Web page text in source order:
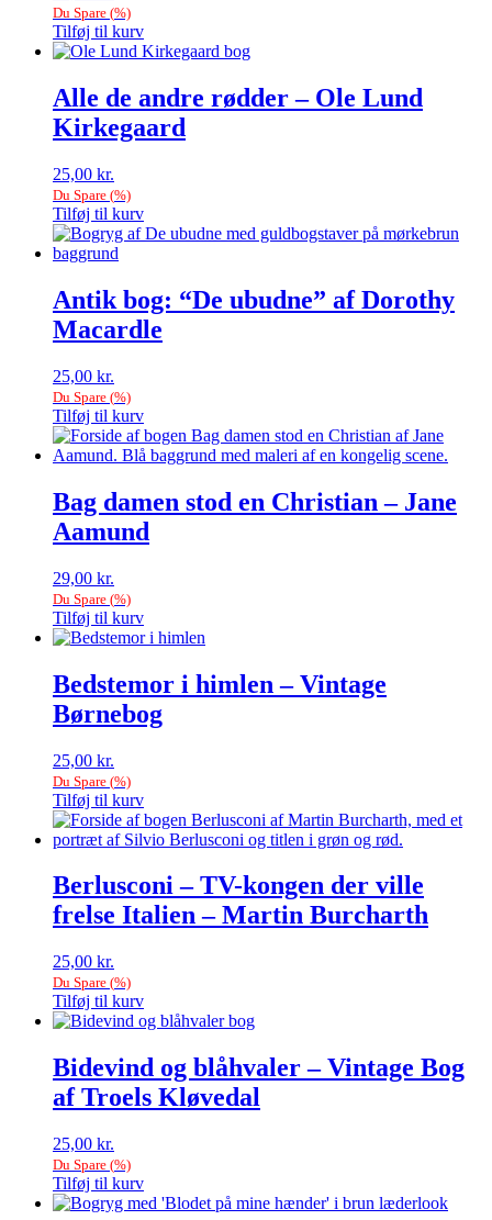
Du Spare (%)
Tilføj til kurv
Alle de andre rødder – Ole Lund
Kirkegaard
25,00 kr.
Du Spare (%)
Tilføj til kurv
Antik bog: “De ubudne” af Dorothy
Macardle
25,00 kr.
Du Spare (%)
Tilføj til kurv
Bag damen stod en Christian – Jane
Aamund
29,00 kr.
Du Spare (%)
Tilføj til kurv
Bedstemor i himlen – Vintage
Børnebog
25,00 kr.
Du Spare (%)
Tilføj til kurv
Berlusconi – TV-kongen der ville
frelse Italien – Martin Burcharth
25,00 kr.
Du Spare (%)
Tilføj til kurv
Bidevind og blåhvaler – Vintage Bog
af Troels Kløvedal
25,00 kr.
Du Spare (%)
Tilføj til kurv